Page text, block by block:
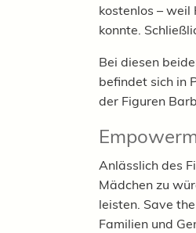
kostenlos – weil
konnte.
Bei diesen
befindet sich in
der Figuren
Anlässlich des
Mädchen zu
leisten. Save
Familien und